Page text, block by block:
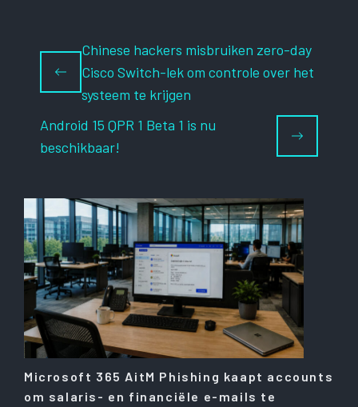
Chinese hackers misbruiken zero-day
Cisco Switch-lek om controle over het
systeem te krijgen
Android 15 QPR 1 Beta 1 is nu
beschikbaar!
Microsoft 365 AitM Phishing kaapt accounts
om salaris- en financiële e-mails te